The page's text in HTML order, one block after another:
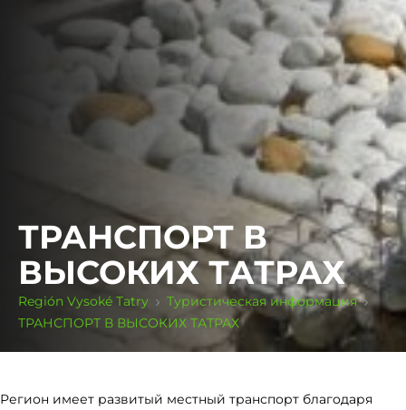
ТРАНСПОРТ В
ВЫСОКИХ ТАТРАХ
Región Vysoké Tatry
Туристическая информация
ТРАНСПОРТ В ВЫСОКИХ ТАТРАХ
Регион имеет развитый местный транспорт благодаря